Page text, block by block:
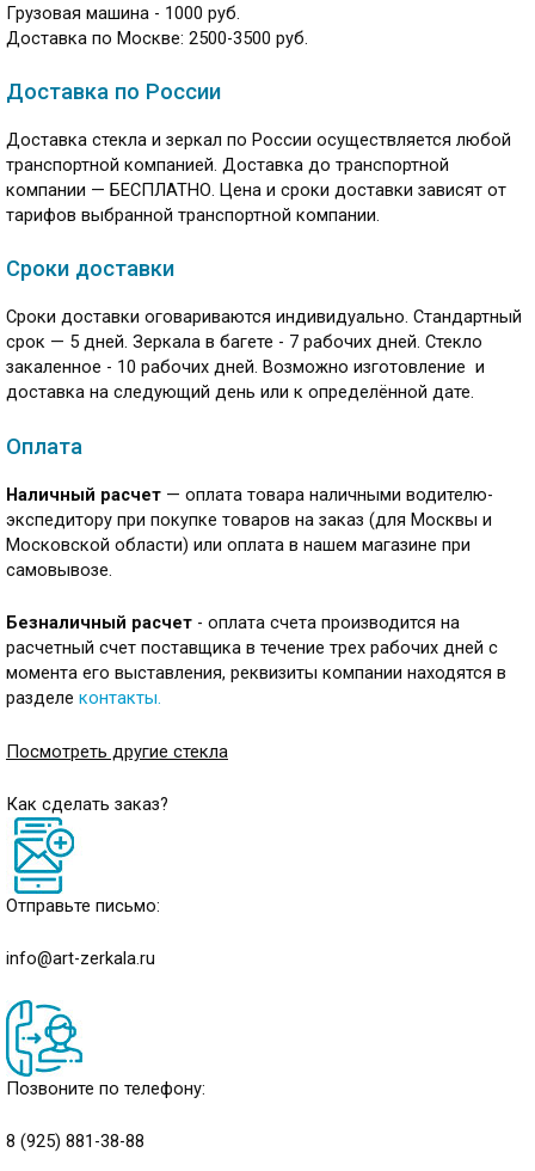
Грузовая машина - 1000 руб.
Доставка по Москве: 2500-3500 руб.
Доставка по России
Доставка стекла и зеркал по России осуществляется любой
транспортной компанией. Доставка до транспортной
компании — БЕСПЛАТНО. Цена и сроки доставки зависят от
тарифов выбранной транспортной компании.
Сроки доставки
Сроки доставки оговариваются индивидуально. Стандартный
срок — 5 дней. Зеркала в багете - 7 рабочих дней. Стекло
закаленное - 10 рабочих дней. Возможно изготовление и
доставка на следующий день или к определённой дате.
Оплата
Наличный расчет — оплата товара наличными водителю-
экспедитору при покупке товаров на заказ (для Москвы и
Московской области) или оплата в нашем магазине при
самовывозе.
Безналичный расчет - оплата счета производится на
расчетный счет поставщика в течение трех рабочих дней с
момента его выставления, реквизиты компании находятся в
разделе контакты.
Посмотреть другие стекла
Как сделать заказ?
Отправьте письмо:
info@art-zerkala.ru
Позвоните по телефону:
8 (925) 881-38-88